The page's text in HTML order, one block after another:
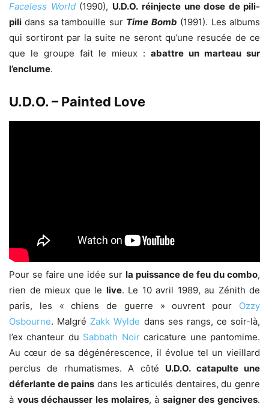
Faceless World(1990), U.D.O. réinjecte une dose de pili-
pili dans sa tambouille sur Time Bomb (1991). Les albums
qui sortiront par la suite ne seront qu’une resucée de ce
que le groupe fait le mieux : abattre un marteau sur
l’enclume.
U.D.O. – Painted Love
Pour se faire une idée sur la puissance de feu du combo,
rien de mieux que le live. Le 10 avril 1989, au Zénith de
paris, les « chiens de guerre » ouvrent pour Ozzy
Osbourne. Malgré Zakk Wylde dans ses rangs, ce soir-là,
l’ex chanteur du Sabbath Noircaricature une pantomime.
Au cœur de sa dégénérescence, il évolue tel un vieillard
perclus de rhumatismes. A côté U.D.O. catapulte une
déferlante de pains dans les articulés dentaires, du genre
à vous déchausser les molaires, à saigner des gencives.